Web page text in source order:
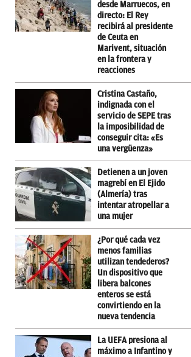
desde Marruecos, en
directo: El Rey
recibirá al presidente
de Ceuta en
Marivent, situación
en la frontera y
reacciones
Cristina Castaño,
indignada con el
servicio de SEPE tras
la imposibilidad de
conseguir cita: «Es
una vergüenza»
Detienen a un joven
magrebí en El Ejido
(Almería) tras
intentar atropellar a
una mujer
¿Por qué cada vez
menos familias
utilizan tendederos?
Un dispositivo que
libera balcones
enteros se está
convirtiendo en la
nueva tendencia
La UEFA presiona al
máximo a Infantino y